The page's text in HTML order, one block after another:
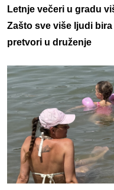
Letnje večeri u gradu
Zašto sve više ljudi
pretvori u druženje